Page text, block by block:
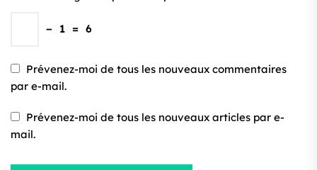
− 1 = 6
Prévenez-moi de tous les nouveaux commentaires
par e-mail.
Prévenez-moi de tous les nouveaux articles par e-
mail.